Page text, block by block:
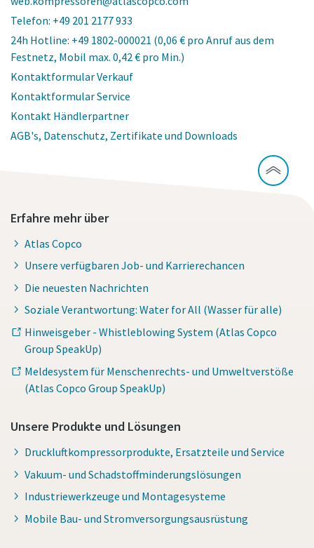
Telefon: +49 201 2177 933
24h Hotline: +49 1802-000021 (0,06 € pro Anruf aus dem
Festnetz, Mobil max. 0,42 € pro Min.)
Kontaktformular Verkauf
Kontaktformular Service
Kontakt Händlerpartner
AGB's, Datenschutz, Zertifikate und Downloads
Erfahre mehr über
Atlas Copco
Unsere verfügbaren Job- und Karrierechancen
Die neuesten Nachrichten
Soziale Verantwortung: Water for All (Wasser für alle)
Hinweisgeber - Whistleblowing System (Atlas Copco
Group SpeakUp)
Meldesystem für Menschenrechts- und Umweltverstöße
(Atlas Copco Group SpeakUp)
Unsere Produkte und Lösungen
Druckluftkompressorprodukte, Ersatzteile und Service
Vakuum- und Schadstoffminderungslösungen
Industriewerkzeuge und Montagesysteme
Mobile Bau- und Stromversorgungsausrüstung